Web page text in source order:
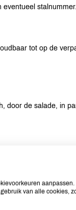
eventueel stalnummer.
tot op de
door de salade, in
aanpassen.
van alle cookies,